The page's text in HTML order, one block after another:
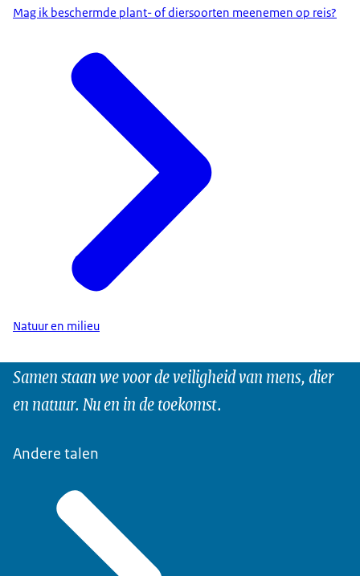
Mag ik beschermde plant- of diersoorten meenemen op reis?
Natuur en milieu
Samen staan we voor de veiligheid van mens, dier
en natuur. Nu en in de toekomst.
Andere talen